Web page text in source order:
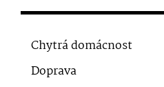
Chytrá domácnost
Doprava